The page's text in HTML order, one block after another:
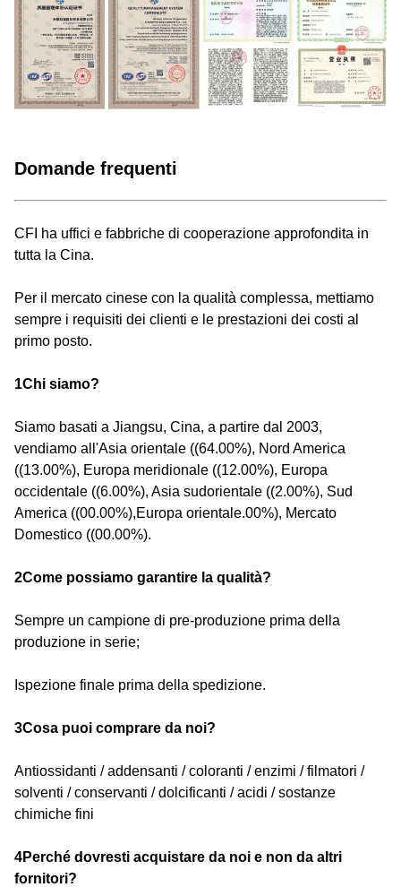
Domande frequenti
CFI ha uffici e fabbriche di cooperazione approfondita in
tutta la Cina.
Per il mercato cinese con la qualità complessa, mettiamo
sempre i requisiti dei clienti e le prestazioni dei costi al
primo posto.
1Chi siamo?
Siamo basati a Jiangsu, Cina, a partire dal 2003,
vendiamo all'Asia orientale ((64.00%), Nord America
((13.00%), Europa meridionale ((12.00%), Europa
occidentale ((6.00%), Asia sudorientale ((2.00%), Sud
America ((00.00%),Europa orientale.00%), Mercato
Domestico ((00.00%).
2Come possiamo garantire la qualità?
Sempre un campione di pre-produzione prima della
produzione in serie;
Ispezione finale prima della spedizione.
3Cosa puoi comprare da noi?
Antiossidanti / addensanti / coloranti / enzimi / filmatori /
solventi / conservanti / dolcificanti / acidi / sostanze
chimiche fini
4Perché dovresti acquistare da noi e non da altri
fornitori?